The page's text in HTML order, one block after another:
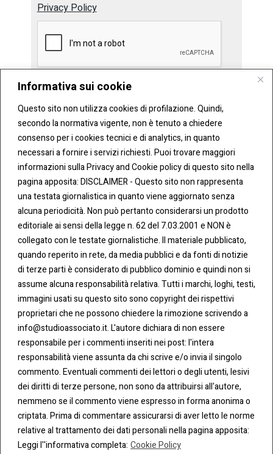
Informativa sui cookie
Questo sito non utilizza cookies di profilazione. Quindi,
secondo la normativa vigente, non è tenuto a chiedere
consenso per i cookies tecnici e di analytics, in quanto
necessari a fornire i servizi richiesti. Puoi trovare maggiori
informazioni sulla Privacy and Cookie policy di questo sito nella
pagina apposita: DISCLAIMER - Questo sito non rappresenta
una testata giornalistica in quanto viene aggiornato senza
alcuna periodicità. Non può pertanto considerarsi un prodotto
editoriale ai sensi della legge n. 62 del 7.03.2001 e NON è
collegato con le testate giornalistiche. Il materiale pubblicato,
quando reperito in rete, da media pubblici e da fonti di notizie
di terze parti è considerato di pubblico dominio e quindi non si
assume alcuna responsabilità relativa. Tutti i marchi, loghi, testi,
immagini usati su questo sito sono copyright dei rispettivi
proprietari che ne possono chiedere la rimozione scrivendo a
info@studioassociato.it. L'autore dichiara di non essere
responsabile per i commenti inseriti nei post: l'intera
responsabilità viene assunta da chi scrive e/o invia il singolo
commento. Eventuali commenti dei lettori o degli utenti, lesivi
dei diritti di terze persone, non sono da attribuirsi all'autore,
nemmeno se il commento viene espresso in forma anonima o
criptata. Prima di commentare assicurarsi di aver letto le norme
relative al trattamento dei dati personali nella pagina apposita:
Leggi l''informativa completa: Cookie Policy
Privacy Policy
CONT
ATTI
Tel:
0283438.482
Fax:
0283438.483
mail:
info@studioassociato.it
Via
Vittor
Pisani,
13 -
20124
Milano
COO
KIE &
PRIV
ACY
Cookie
Policy
Privacy
Policy